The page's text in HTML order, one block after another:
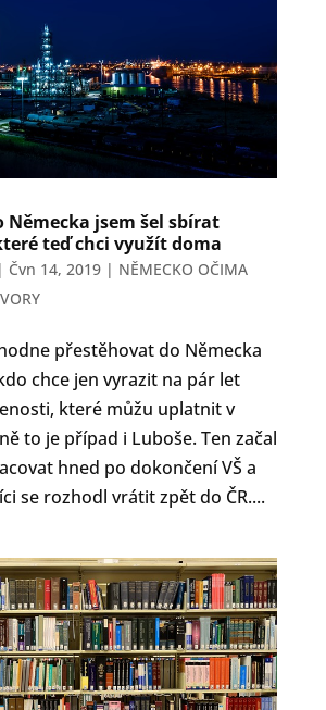
Německa jsem šel sbírat
teď chci využít doma
| Čvn 14, 2019| NĚMECKO OČIMA
přestěhovat do Německa
chce jen vyrazit na pár let
které můžu uplatnit v
to je případ i Luboše. Ten začal
hned po dokončení VŠ a
se rozhodl vrátit zpět do ČR....